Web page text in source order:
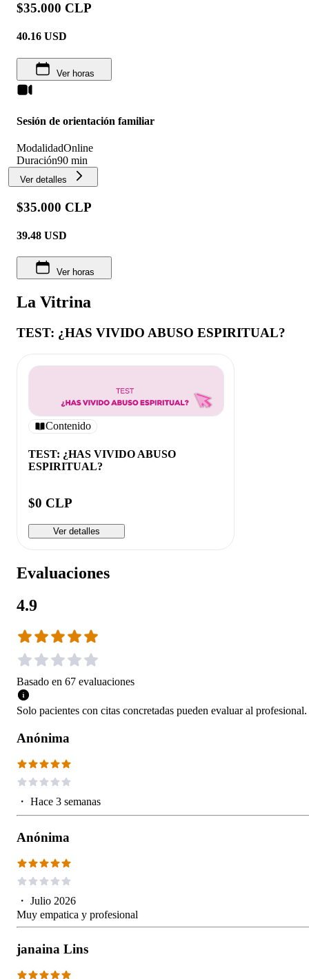
$35.000 CLP
40.16 USD
Ver horas
Sesión de orientación familiar
ModalidadOnline
Duración90 min
Ver detalles
$35.000 CLP
39.48 USD
Ver horas
La Vitrina
TEST: ¿HAS VIVIDO ABUSO ESPIRITUAL?
Contenido
TEST: ¿HAS VIVIDO ABUSO
ESPIRITUAL?
$0 CLP
Ver detalles
Evaluaciones
4.9
Basado en 67 evaluaciones
Solo pacientes con citas concretadas pueden evaluar al profesional.
Anónima
・ Hace 3 semanas
Anónima
・ Julio 2026
Muy empatica y profesional
janaina Lins